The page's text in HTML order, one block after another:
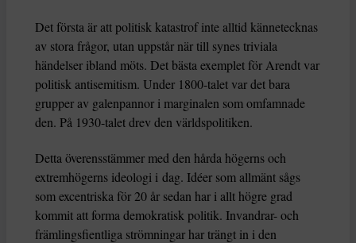
Det första är att politisk katastrof inte alltid kännetecknas
av stora frågor, utan uppstår när till synes triviala
händelser ibland möts. Det bästa exemplet för Arendt var
politisk antisemitism. Under 1800-talet var det bara
grupper av galenpannor i marginalen som omfamnade
den. På 1930-talet drev den världspolitiken.
Detta överensstämmer med den hårda högerns och
extremhögerns ideologi i dag. Idéer som allmänt sågs
som excentriska för 20 år sedan har i allt högre grad
kommit att forma demokratisk politik. Invandrar- och
främlingsfientliga strömningar har trängt in i den